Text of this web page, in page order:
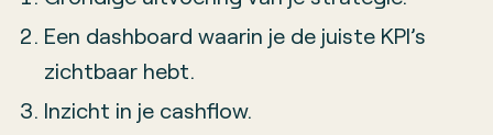
Een dashboard waarin je de juiste KPI’s
zichtbaar hebt.
Inzicht in je cashflow.